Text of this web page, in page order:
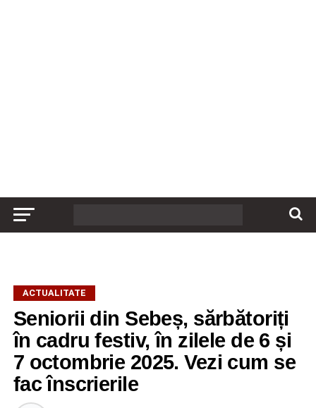
ACTUALITATE
Seniorii din Sebeș, sărbătoriți
în cadru festiv, în zilele de 6 și
7 octombrie 2025. Vezi cum se
fac înscrierile